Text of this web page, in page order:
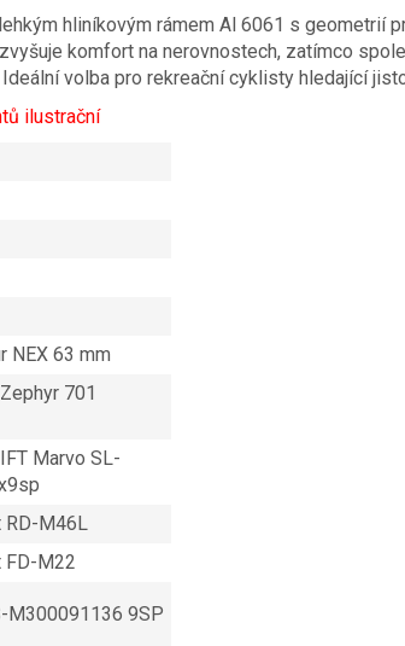
hliníkovým rámem Al 6061 s geometrií
komfort na nerovnostech, zatímco
volba pro rekreační cyklisty hledající
ilustrační
NEX 63 mm
701
Marvo SL-
M46L
FD-M22
M300091136 9SP